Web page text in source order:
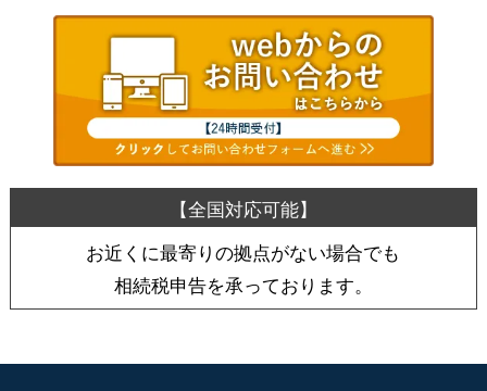
お近くに最寄りの拠点がない場合でも
相続税申告を承っております。